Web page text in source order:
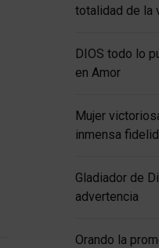
totalidad de la
DIOS todo lo
en Amor
Mujer
inmensa
Gladiador de
advertencia
Orando la